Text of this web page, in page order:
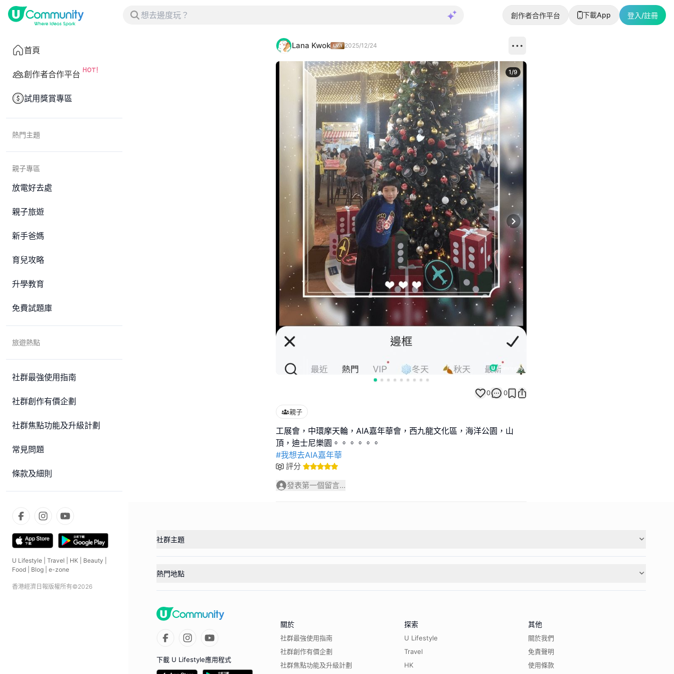
創作者合作平台 下載App 登入/註冊
首頁
創作者合作平台
試用獎賞專區
熱門主題
親子專區
放電好去處
親子旅遊
新手爸媽
育兒攻略
升學教育
免費試題庫
旅遊熱點
社群最強使用指南
社群創作有價企劃
社群焦點功能及升級計劃
常見問題
條款及細則
U Lifestyle Travel HK Beauty
Food
Blog e-zone
香港經濟日報版權所有©2026
Lana Kwok 2025/12/24
Next slide
1/9
0 0
親子
工展會，中環摩天輪，AIA嘉年華會，西九龍文化區，海洋公園，山
#我想去AIA嘉年華
評分
發表第一個留言...
社群主題
熱門地點
下載 U Lifestyle應用程式
關於
社群最強使用指南
社群創作有價企劃
社群焦點功能及升級計劃
探索
U Lifestyle
Travel
HK
其他
關於我們
免責聲明
使用條款